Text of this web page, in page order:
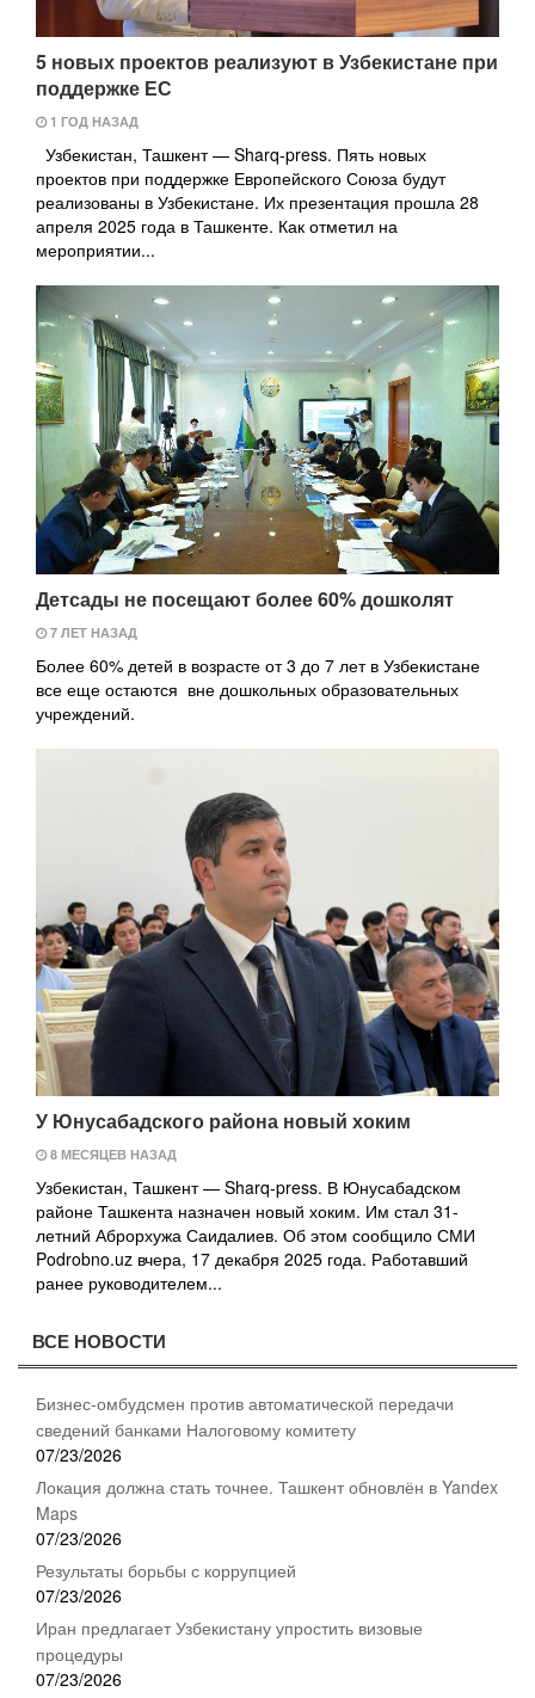
5 новых проектов реализуют в Узбекистане при
поддержке ЕС
1 ГОД НАЗАД
Узбекистан, Ташкент — Sharq-press. Пять новых
проектов при поддержке Европейского Союза будут
реализованы в Узбекистане. Их презентация прошла 28
апреля 2025 года в Ташкенте. Как отметил на
мероприятии...
Детсады не посещают более 60% дошколят
7 ЛЕТ НАЗАД
Более 60% детей в возрасте от 3 до 7 лет в Узбекистане
все еще остаются вне дошкольных образовательных
учреждений.
У Юнусабадского района новый хоким
8 МЕСЯЦЕВ НАЗАД
Узбекистан, Ташкент — Sharq-press. В Юнусабадском
районе Ташкента назначен новый хоким. Им стал 31-
летний Аброрхужа Саидалиев. Об этом сообщило СМИ
Podrobno.uz вчера, 17 декабря 2025 года. Работавший
ранее руководителем...
ВСЕ НОВОСТИ
Бизнес-омбудсмен против автоматической передачи
сведений банками Налоговому комитету
07/23/2026
Локация должна стать точнее. Ташкент обновлён в Yandex
Maps
07/23/2026
Результаты борьбы с коррупцией
07/23/2026
Иран предлагает Узбекистану упростить визовые
процедуры
07/23/2026